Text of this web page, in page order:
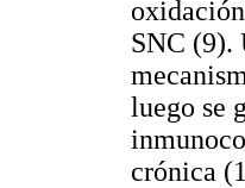
SNC (9).
luego se
crónica